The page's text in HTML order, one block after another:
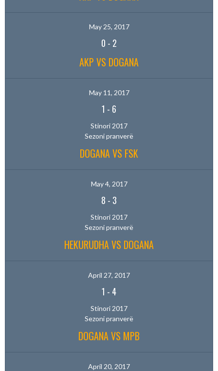
May 25, 2017
0 - 2
AKP VS DOGANA
May 11, 2017
1 - 6
Stinori 2017
Sezoni pranverë
DOGANA VS FSK
May 4, 2017
8 - 3
Stinori 2017
Sezoni pranverë
HEKURUDHA VS DOGANA
April 27, 2017
1 - 4
Stinori 2017
Sezoni pranverë
DOGANA VS MPB
April 20, 2017